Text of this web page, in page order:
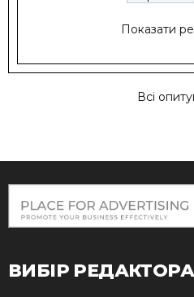
Показати
Всі
ВИБІР РЕДАКТОРА